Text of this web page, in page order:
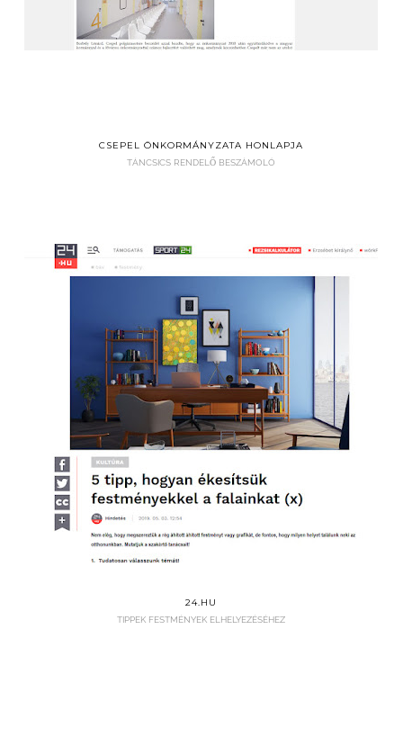
CSEPEL ÖNKORMÁNYZATA HONLAPJA
TÁNCSICS RENDELŐ BESZÁMOLÓ
24.HU
TIPPEK FESTMÉNYEK ELHELYEZÉSÉHEZ